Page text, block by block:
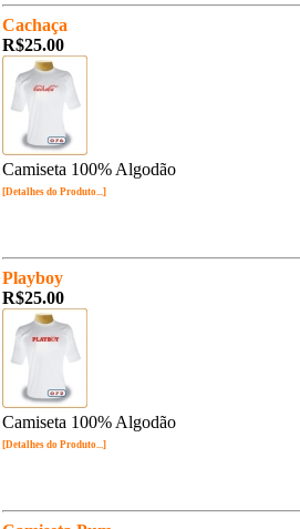
Cachaça
R$25.00
Camiseta 100% Algodão
[Detalhes do Produto...]
Playboy
R$25.00
Camiseta 100% Algodão
[Detalhes do Produto...]